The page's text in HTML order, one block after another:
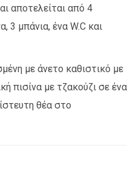
αποτελείται από 4
3 μπάνια, ένα W.C και
με άνετο καθιστικό με
πισίνα με τζακούζι σε ένα
θέα στο